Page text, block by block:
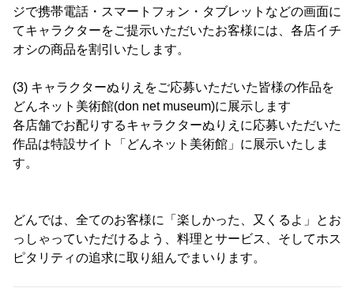
ジで携帯電話・スマートフォン・タブレットなどの画面に
てキャラクターをご提示いただいたお客様には、各店イチ
オシの商品を割引いたします。
(3) キャラクターぬりえをご応募いただいた皆様の作品を
どんネット美術館(don net museum)に展示します
各店舗でお配りするキャラクターぬりえに応募いただいた
作品は特設サイト「どんネット美術館」に展示いたしま
す。
どんでは、全てのお客様に「楽しかった、又くるよ」とお
っしゃっていただけるよう、料理とサービス、そしてホス
ピタリティの追求に取り組んでまいります。